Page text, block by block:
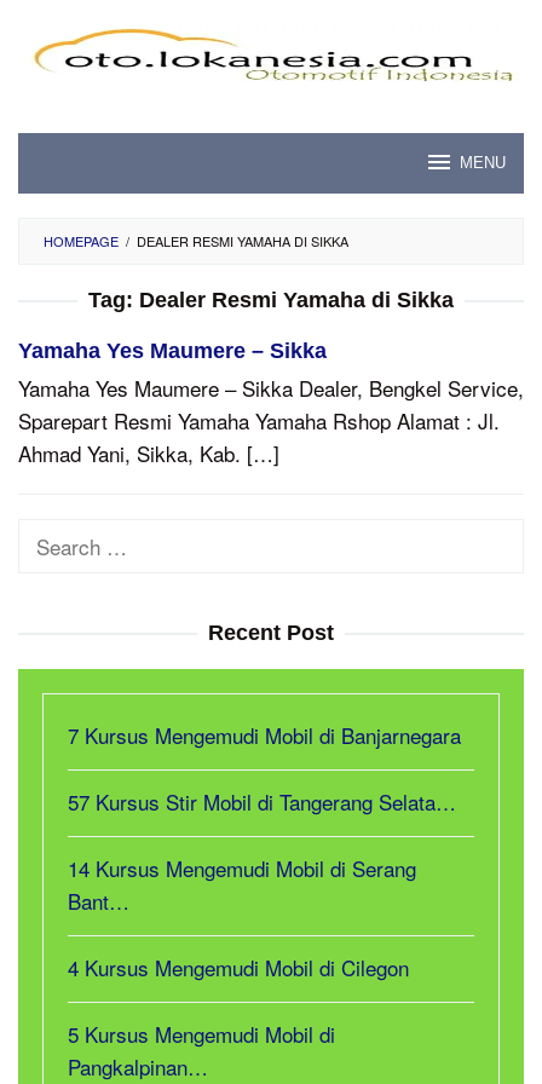
content
MENU
HOMEPAGE / DEALER RESMI YAMAHA DI SIKKA
Tag: Dealer Resmi Yamaha di Sikka
Yamaha Yes Maumere – Sikka
Yamaha Yes Maumere – Sikka Dealer, Bengkel Service,
Sparepart Resmi Yamaha Yamaha Rshop Alamat : Jl.
Ahmad Yani, Sikka, Kab. […]
Search
Recent Post
7 Kursus Mengemudi Mobil di Banjarnegara
57 Kursus Stir Mobil di Tangerang Selata…
14 Kursus Mengemudi Mobil di Serang
Bant…
4 Kursus Mengemudi Mobil di Cilegon
5 Kursus Mengemudi Mobil di
Pangkalpinan…